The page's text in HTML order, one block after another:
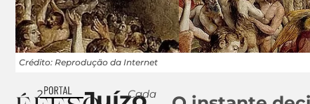
Crédito: Reprodução da Internet
2
Cada